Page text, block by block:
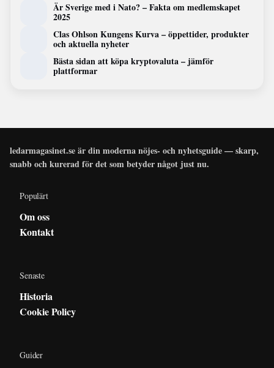
Är Sverige med i Nato? – Fakta om medlemskapet
2025
Clas Ohlson Kungens Kurva – öppettider, produkter
och aktuella nyheter
Bästa sidan att köpa kryptovaluta – jämför
plattformar
ledarmagasinet.se är din moderna nöjes- och nyhetsguide — skarp,
snabb och kurerad för det som betyder något just nu.
Populärt
Om oss
Kontakt
Senaste
Historia
Cookie Policy
Guider